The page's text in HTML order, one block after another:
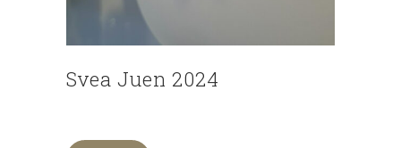
Svea Juen 2024